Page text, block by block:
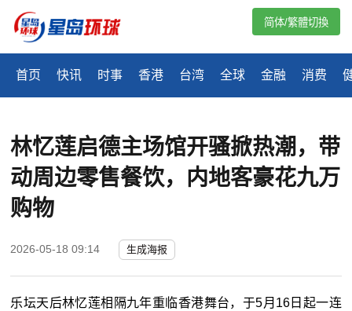
首页 快讯 时事 香港 台湾 全球 金融 消费
简体/繁體切換
林忆莲启德主场馆开骚掀热潮，带
动周边零售餐饮，内地客豪花九万
购物
2026-05-18 09:14 生成海报
乐坛天后林忆莲相隔九年重临香港舞台，于5月16日起一连